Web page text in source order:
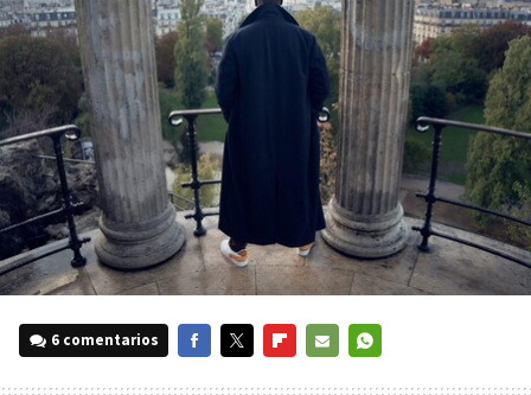
6 comentarios